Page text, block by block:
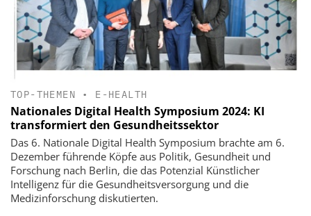
TOP-THEMEN • E-HEALTH
Nationales Digital Health Symposium 2024: KI
transformiert den Gesundheitssektor
Das 6. Nationale Digital Health Symposium brachte am 6.
Dezember führende Köpfe aus Politik, Gesundheit und
Forschung nach Berlin, die das Potenzial Künstlicher
Intelligenz für die Gesundheitsversorgung und die
Medizinforschung diskutierten.